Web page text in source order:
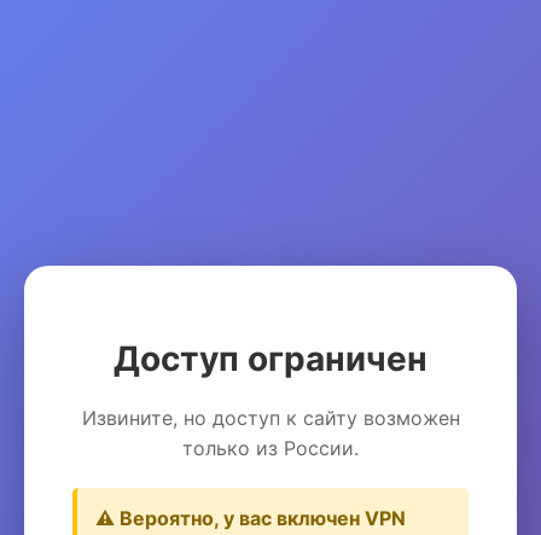
Доступ ограничен
Извините, но доступ к сайту возможен
только из России.
⚠️ Вероятно, у вас включен VPN